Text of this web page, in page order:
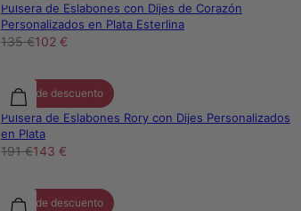
Pulsera de Eslabones con Dijes de Corazón
Personalizados en Plata Esterlina
135 €102 €
25% de descuento
Pulsera de Eslabones Rory con Dijes Personalizados
en Plata
191 €143 €
25% de descuento